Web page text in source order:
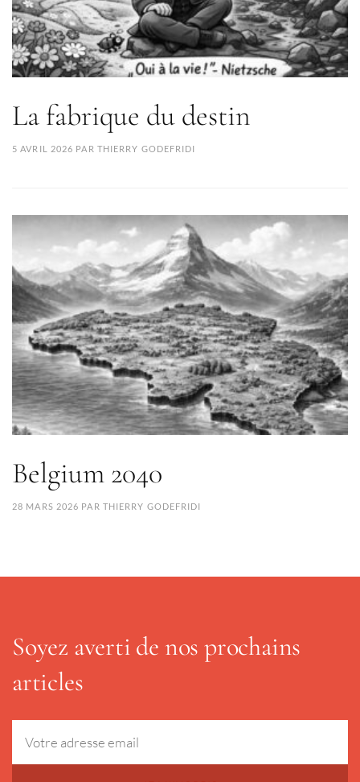
La fabrique du destin
5 AVRIL 2026 PAR THIERRY GODEFRIDI
Belgium 2040
28 MARS 2026 PAR THIERRY GODEFRIDI
Soyez averti de nos prochains
articles